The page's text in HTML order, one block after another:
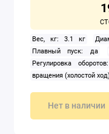
Вес, кг: 3.1 кг
Плавный пуск: да
Регулировка
вращения (холостой
Нет в наличии